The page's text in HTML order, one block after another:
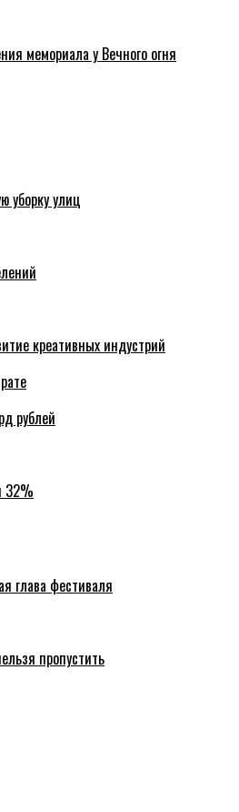
мемориала у Вечного огня
уборку улиц
креативных индустрий
рублей
32%
глава фестиваля
пропустить